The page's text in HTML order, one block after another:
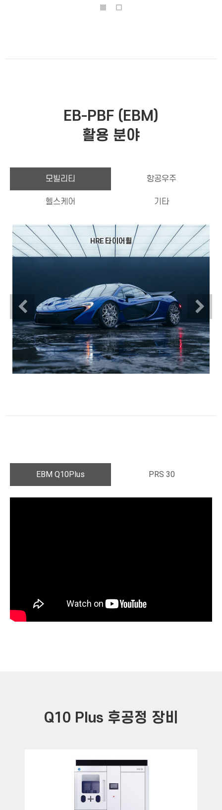
EB-PBF (EBM)
활용 분야
모빌리티 항공우주
헬스케어 기타
HRE 타이어휠
Previous
EBM Q10Plus PRS 30
Q10 Plus 후공정 장비